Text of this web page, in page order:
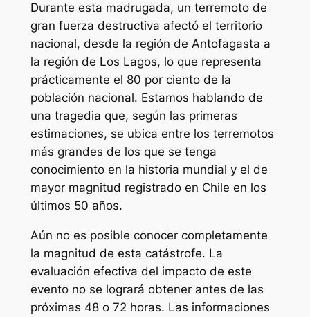
Durante esta madrugada, un terremoto de
gran fuerza destructiva afectó el territorio
nacional, desde la región de Antofagasta a
la región de Los Lagos, lo que representa
prácticamente el 80 por ciento de la
población nacional. Estamos hablando de
una tragedia que, según las primeras
estimaciones, se ubica entre los terremotos
más grandes de los que se tenga
conocimiento en la historia mundial y el de
mayor magnitud registrado en Chile en los
últimos 50 años.
Aún no es posible conocer completamente
la magnitud de esta catástrofe. La
evaluación efectiva del impacto de este
evento no se logrará obtener antes de las
próximas 48 o 72 horas. Las informaciones